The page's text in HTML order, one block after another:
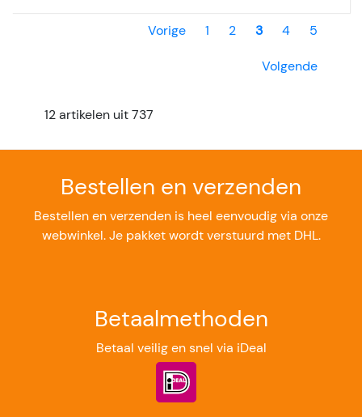
Vorige 1 2 3 4 5
Volgende
12 artikelen uit 737
Bestellen en verzenden
Bestellen en verzenden is heel eenvoudig via onze
webwinkel. Je pakket wordt verstuurd met DHL.
Betaalmethoden
Betaal veilig en snel via iDeal